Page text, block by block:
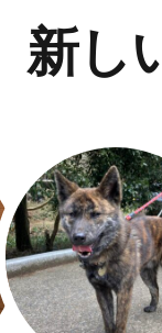
新し